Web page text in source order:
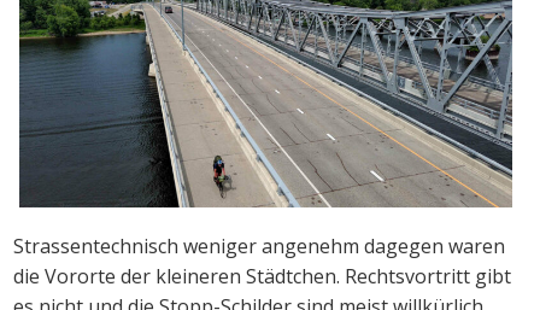
Strassentechnisch weniger angenehm dagegen waren
die Vororte der kleineren Städtchen. Rechtsvortritt gibt